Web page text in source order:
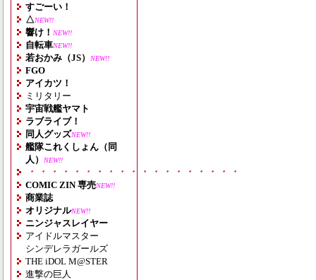
すごーい！
△NEW!!
響け！ NEW!!
自転車NEW!!
若おかみ（JS） NEW!!
FGO
アイカツ！
ミリタリー
宇宙戦艦ヤマト
ラブライブ！
同人グッズNEW!!
艦隊これくしょん（同
人）
NEW!!
・・・・・・・・・・・・・・・・・・・
COMIC ZIN 専売NEW!!
商業誌
オリジナルNEW!!
ニンジャスレイヤー
アイドルマスター
シンデレラガールズ
THE iDOL M@STER
進撃の巨人